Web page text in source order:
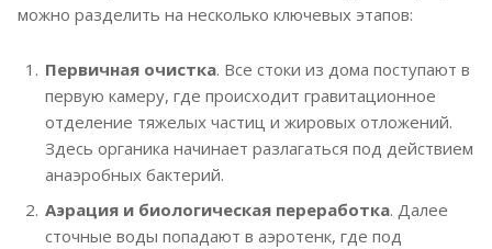
можно разделить на несколько ключевых этапов:
Первичная очистка. Все стоки из дома поступают в
первую камеру, где происходит гравитационное
отделение тяжелых частиц и жировых отложений.
Здесь органика начинает разлагаться под действием
анаэробных бактерий.
Аэрация и биологическая переработка. Далее
сточные воды попадают в аэротенк, где под